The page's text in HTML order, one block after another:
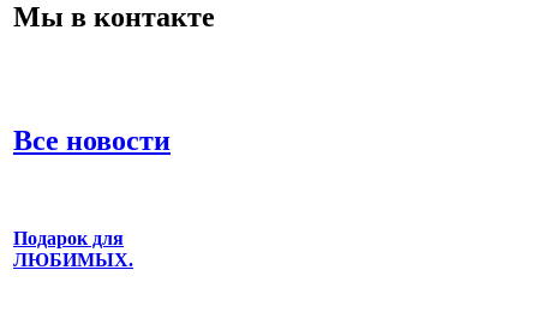
Мы в контакте
Все новости
Подарок для
ЛЮБИМЫХ.